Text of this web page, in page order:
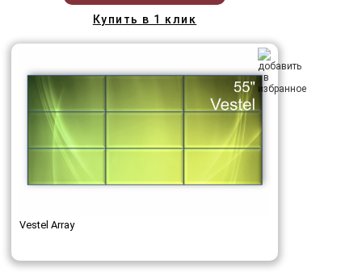
Купить в 1 клик
Vestel Array